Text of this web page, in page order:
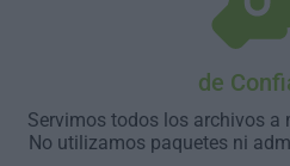
de
Servimos todos los archivos a
No utilizamos paquetes ni